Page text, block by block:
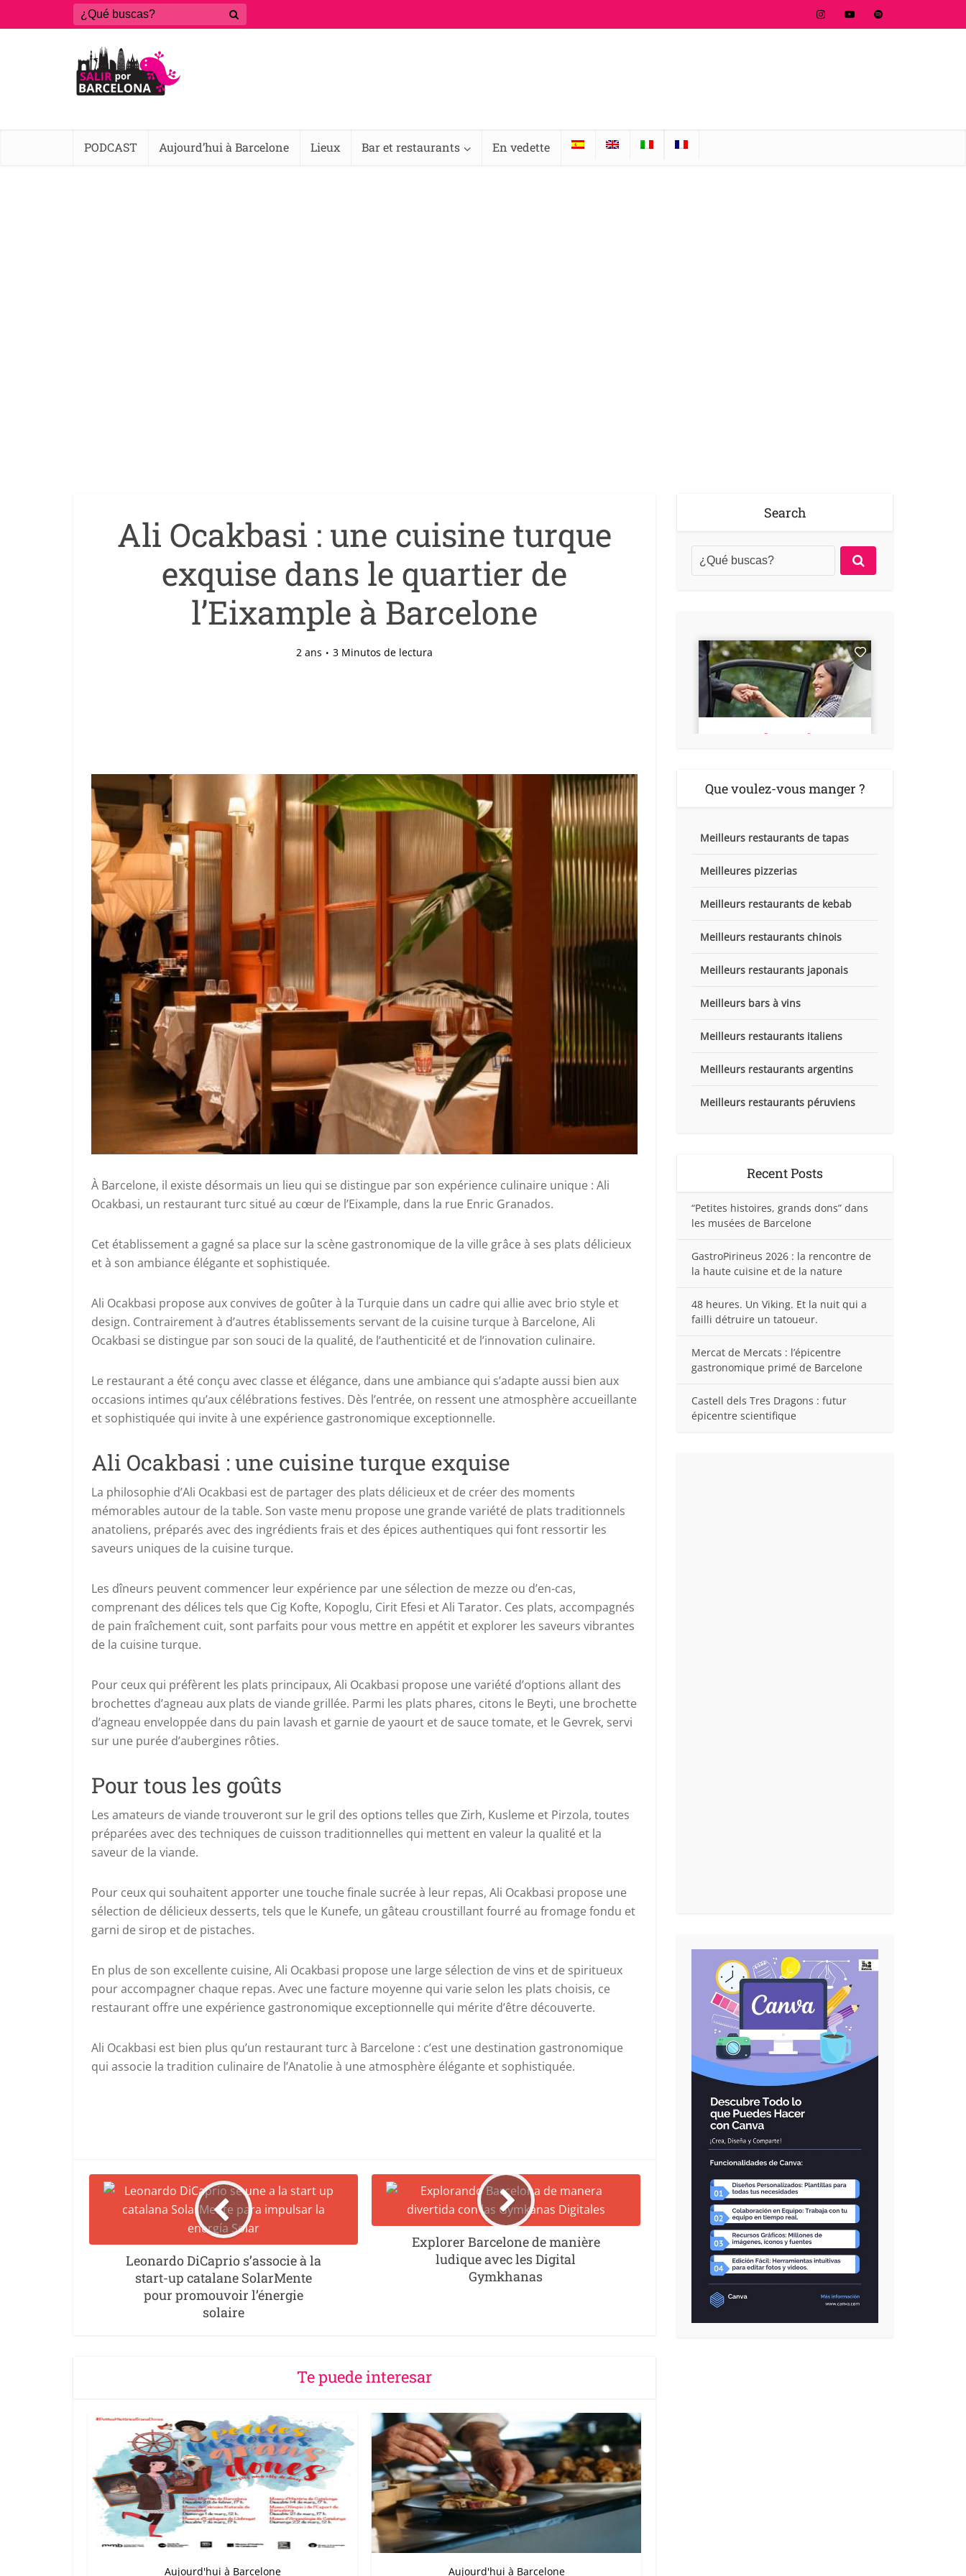
PODCAST Aujourd’hui à Barcelone Lieux Bar et restaurants En vedette
Ali Ocakbasi : une cuisine turque
exquise dans le quartier de
l’Eixample à Barcelone
2 ans 3 Minutos de lectura
À Barcelone, il existe désormais un lieu qui se distingue par son expérience culinaire unique : Ali
Ocakbasi, un restaurant turc situé au cœur de l’Eixample, dans la rue Enric Granados.
Cet établissement a gagné sa place sur la scène gastronomique de la ville grâce à ses plats délicieux
et à son ambiance élégante et sophistiquée.
Ali Ocakbasi propose aux convives de goûter à la Turquie dans un cadre qui allie avec brio style et
design. Contrairement à d’autres établissements servant de la cuisine turque à Barcelone, Ali
Ocakbasi se distingue par son souci de la qualité, de l’authenticité et de l’innovation culinaire.
Le restaurant a été conçu avec classe et élégance, dans une ambiance qui s’adapte aussi bien aux
occasions intimes qu’aux célébrations festives. Dès l’entrée, on ressent une atmosphère accueillante
et sophistiquée qui invite à une expérience gastronomique exceptionnelle.
Ali Ocakbasi : une cuisine turque exquise
La philosophie d’Ali Ocakbasi est de partager des plats délicieux et de créer des moments
mémorables autour de la table. Son vaste menu propose une grande variété de plats traditionnels
anatoliens, préparés avec des ingrédients frais et des épices authentiques qui font ressortir les
saveurs uniques de la cuisine turque.
Les dîneurs peuvent commencer leur expérience par une sélection de mezze ou d’en-cas,
comprenant des délices tels que Cig Kofte, Kopoglu, Cirit Efesi et Ali Tarator. Ces plats, accompagnés
de pain fraîchement cuit, sont parfaits pour vous mettre en appétit et explorer les saveurs vibrantes
de la cuisine turque.
Pour ceux qui préfèrent les plats principaux, Ali Ocakbasi propose une variété d’options allant des
brochettes d’agneau aux plats de viande grillée. Parmi les plats phares, citons le Beyti, une brochette
d’agneau enveloppée dans du pain lavash et garnie de yaourt et de sauce tomate, et le Gevrek, servi
sur une purée d’aubergines rôties.
Pour tous les goûts
Les amateurs de viande trouveront sur le gril des options telles que Zirh, Kusleme et Pirzola, toutes
préparées avec des techniques de cuisson traditionnelles qui mettent en valeur la qualité et la
saveur de la viande.
Pour ceux qui souhaitent apporter une touche finale sucrée à leur repas, Ali Ocakbasi propose une
sélection de délicieux desserts, tels que le Kunefe, un gâteau croustillant fourré au fromage fondu et
garni de sirop et de pistaches.
En plus de son excellente cuisine, Ali Ocakbasi propose une large sélection de vins et de spiritueux
pour accompagner chaque repas. Avec une facture moyenne qui varie selon les plats choisis, ce
restaurant offre une expérience gastronomique exceptionnelle qui mérite d’être découverte.
Ali Ocakbasi est bien plus qu’un restaurant turc à Barcelone : c’est une destination gastronomique
qui associe la tradition culinaire de l’Anatolie à une atmosphère élégante et sophistiquée.
Leonardo DiCaprio s’associe à la
start-up catalane SolarMente
pour promouvoir l’énergie
solaire
Explorer Barcelone de manière
ludique avec les Digital
Gymkhanas
Te puede interesar
Aujourd'hui à Barcelone Aujourd'hui à Barcelone
Search
Que voulez-vous manger ?
Meilleurs restaurants de tapas
Meilleures pizzerias
Meilleurs restaurants de kebab
Meilleurs restaurants chinois
Meilleurs restaurants japonais
Meilleurs bars à vins
Meilleurs restaurants italiens
Meilleurs restaurants argentins
Meilleurs restaurants péruviens
Recent Posts
“Petites histoires, grands dons” dans
les musées de Barcelone
GastroPirineus 2026 : la rencontre de
la haute cuisine et de la nature
48 heures. Un Viking. Et la nuit qui a
failli détruire un tatoueur.
Mercat de Mercats : l’épicentre
gastronomique primé de Barcelone
Castell dels Tres Dragons : futur
épicentre scientifique